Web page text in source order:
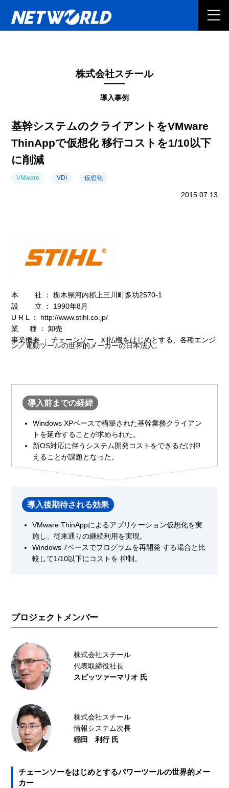
導入事例
株式会社スチール
基幹システムのクライアントをVMware
ThinAppで仮想化 移行コストを1/10以下
に削減
VMware VDI 仮想化
2015.07.13
本 社 ： 栃木県河内郡上三川町多功2570-1
設 立 ： 1990年8月
U R L ： http://www.stihl.co.jp/
業 種 ： 卸売
事業概要 ： チェーンソー、刈払機をはじめとする、各種エンジ
ン／電動ツールの世界的メーカーの日本法人。
導入前までの経緯
Windows XPベースで構築された基幹業務クライアン
トを延命することが求められた。
新OS対応に伴うシステム開発コストをできるだけ抑
えることが課題となった。
導入後期待される効果
VMware ThinAppによるアプリケーション仮想化を実
施し、従来通りの継続利用を実現。
Windows 7ベースでプログラムを再開発 する場合と比
較して1/10以下にコストを 抑制。
プロジェクトメンバー
株式会社スチール
代表取締役社長
スピッツァーマリオ 氏
株式会社スチール
情報システム次長
稲田 利行 氏
チェーンソーをはじめとするパワーツールの世界的メー
カー